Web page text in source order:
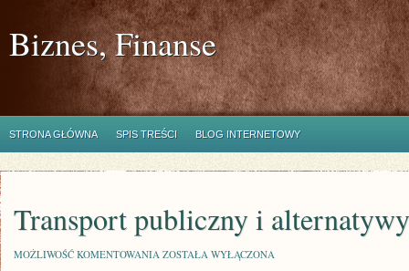
Biznes, Finanse
STRONA GŁÓWNA SPIS TREŚCI BLOG INTERNETOWY
Transport publiczny i
MOŻLIWOŚĆ KOMENTOWANIA TRANSPORT
ZOSTAŁA WYŁĄCZONA